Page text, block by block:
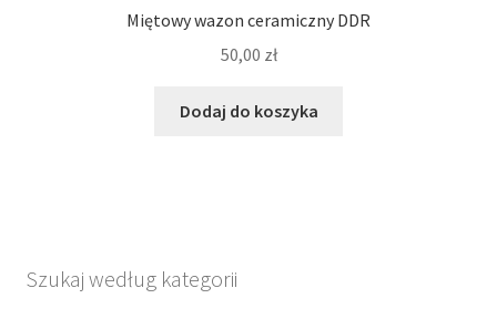
Miętowy wazon ceramiczny DDR
50,00 zł
Dodaj do koszyka
Szukaj według kategorii